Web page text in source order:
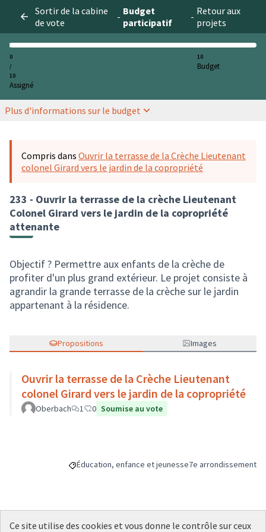
Sortir de la cabine
de vote
- Budget
participatif
- Retour aux
projets
0
/
10
Assigné
10
Budget
Plus d'informations sur le budget
Compris dans Ouvrir la terrasse de la Crèche Lieutenant
colonel Girard vers le jardin de la copropriété
233 - Ouvrir la terrasse de la crèche Lieutenant
Colonel Girard vers le jardin de la copropriété
attenante
Objectif ? Permettre aux enfants de la crèche de
profiter d'un plus grand extérieur. Le projet consiste à
agrandir la grande terrasse de la crèche sur le jardin
appartenant à la résidence.
Propositions Images
Ouvrir la terrasse de la Crèche Lieutenant
colonel Girard vers le jardin de la copropriété
Oberbach 1 0 Soumise au vote
Filtrer les résultats de la catégorie : Éducation,
Éducation, enfance et jeunesseFiltrer les résultats
7e arrondissement
Budget
Ce site utilise des cookies et vous donne le contrôle sur ceux